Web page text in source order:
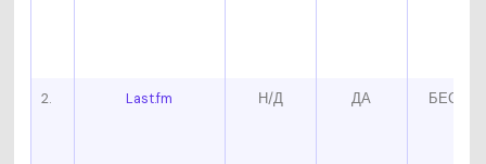
2. Last.fm Н/Д ДА